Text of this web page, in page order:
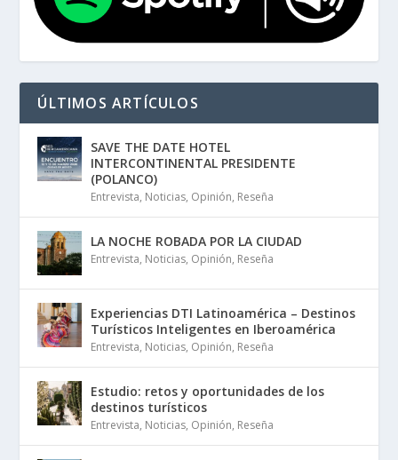
ÚLTIMOS ARTÍCULOS
SAVE THE DATE HOTEL
INTERCONTINENTAL PRESIDENTE
(POLANCO)
Entrevista, Noticias, Opinión, Reseña
LA NOCHE ROBADA POR LA CIUDAD
Entrevista, Noticias, Opinión, Reseña
Experiencias DTI Latinoamérica – Destinos
Turísticos Inteligentes en Iberoamérica
Entrevista, Noticias, Opinión, Reseña
Estudio: retos y oportunidades de los
destinos turísticos
Entrevista, Noticias, Opinión, Reseña